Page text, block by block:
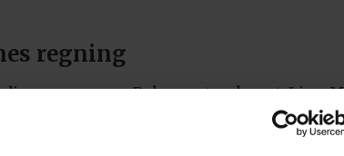
regning
sesongen av Bakemesterskapet, Lise-